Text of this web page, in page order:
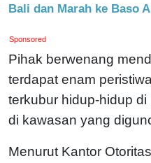
Bali dan Marah ke Baso
Sponsored
Pihak berwenang
terdapat enam
terkubur hidup-hidup
di kawasan yang
Menurut Kantor